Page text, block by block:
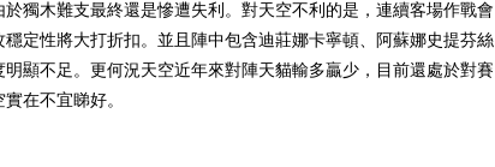
獨木難支最終還是慘遭失利。對天空不利的是，連續客場作戰會
定性將大打折扣。並且陣中包含迪莊娜卡寧頓、阿蘇娜史提芬絲
顯不足。更何況天空近年來對陣天貓輸多贏少，目前還處於對賽
在不宜睇好。